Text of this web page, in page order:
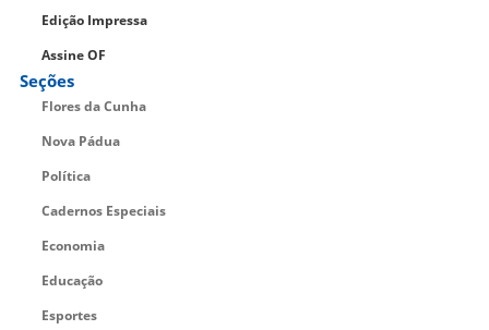
Edição Impressa
Assine OF
Seções
Flores da Cunha
Nova Pádua
Política
Cadernos Especiais
Economia
Educação
Esportes